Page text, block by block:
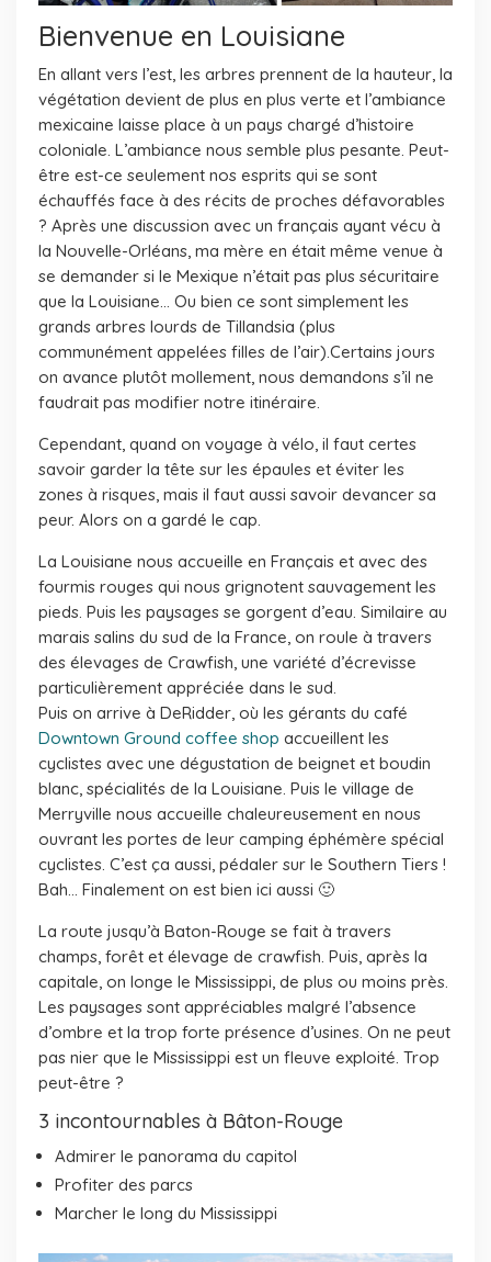
Bienvenue en Louisiane
En allant vers l’est, les arbres prennent de la hauteur, la
végétation devient de plus en plus verte et l’ambiance
mexicaine laisse place à un pays chargé d’histoire
coloniale. L’ambiance nous semble plus pesante. Peut-
être est-ce seulement nos esprits qui se sont
échauffés face à des récits de proches défavorables
? Après une discussion avec un français ayant vécu à
la Nouvelle-Orléans, ma mère en était même venue à
se demander si le Mexique n’était pas plus sécuritaire
que la Louisiane… Ou bien ce sont simplement les
grands arbres lourds de Tillandsia (plus
communément appelées filles de l’air).Certains jours
on avance plutôt mollement, nous demandons s’il ne
faudrait pas modifier notre itinéraire.
Cependant, quand on voyage à vélo, il faut certes
savoir garder la tête sur les épaules et éviter les
zones à risques, mais il faut aussi savoir devancer sa
peur. Alors on a gardé le cap.
La Louisiane nous accueille en Français et avec des
fourmis rouges qui nous grignotent sauvagement les
pieds. Puis les paysages se gorgent d’eau. Similaire au
marais salins du sud de la France, on roule à travers
des élevages de Crawfish, une variété d’écrevisse
particulièrement appréciée dans le sud.
Puis on arrive à DeRidder, où les gérants du café
Downtown Ground coffee shop accueillent les
cyclistes avec une dégustation de beignet et boudin
blanc, spécialités de la Louisiane. Puis le village de
Merryville nous accueille chaleureusement en nous
ouvrant les portes de leur camping éphémère spécial
cyclistes. C’est ça aussi, pédaler sur le Southern Tiers !
Bah… Finalement on est bien ici aussi 🙂
La route jusqu’à Baton-Rouge se fait à travers
champs, forêt et élevage de crawfish. Puis, après la
capitale, on longe le Mississippi, de plus ou moins près.
Les paysages sont appréciables malgré l’absence
d’ombre et la trop forte présence d’usines. On ne peut
pas nier que le Mississippi est un fleuve exploité. Trop
peut-être ?
3 incontournables à Bâton-Rouge
Admirer le panorama du capitol
Profiter des parcs
Marcher le long du Mississippi